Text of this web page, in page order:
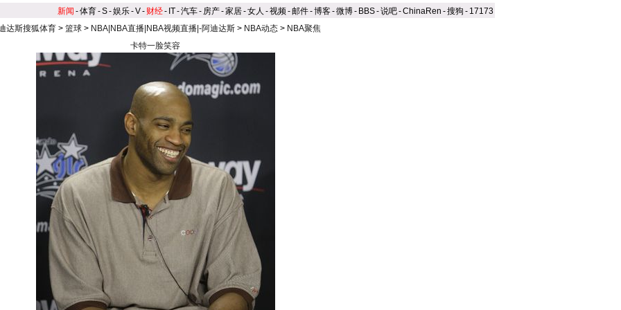
新闻 -体育-S-娱乐-V- 财经- IT-汽车- 房产-家居-女人 -视频-邮件-博客-微博- BBS-说吧-ChinaRen -搜狗 - 17173
达斯搜狐体育 > 篮球 > NBA|NBA直播|NBA视频直播|-阿迪达斯 > NBA动态 > NBA聚焦
卡特一脸笑容